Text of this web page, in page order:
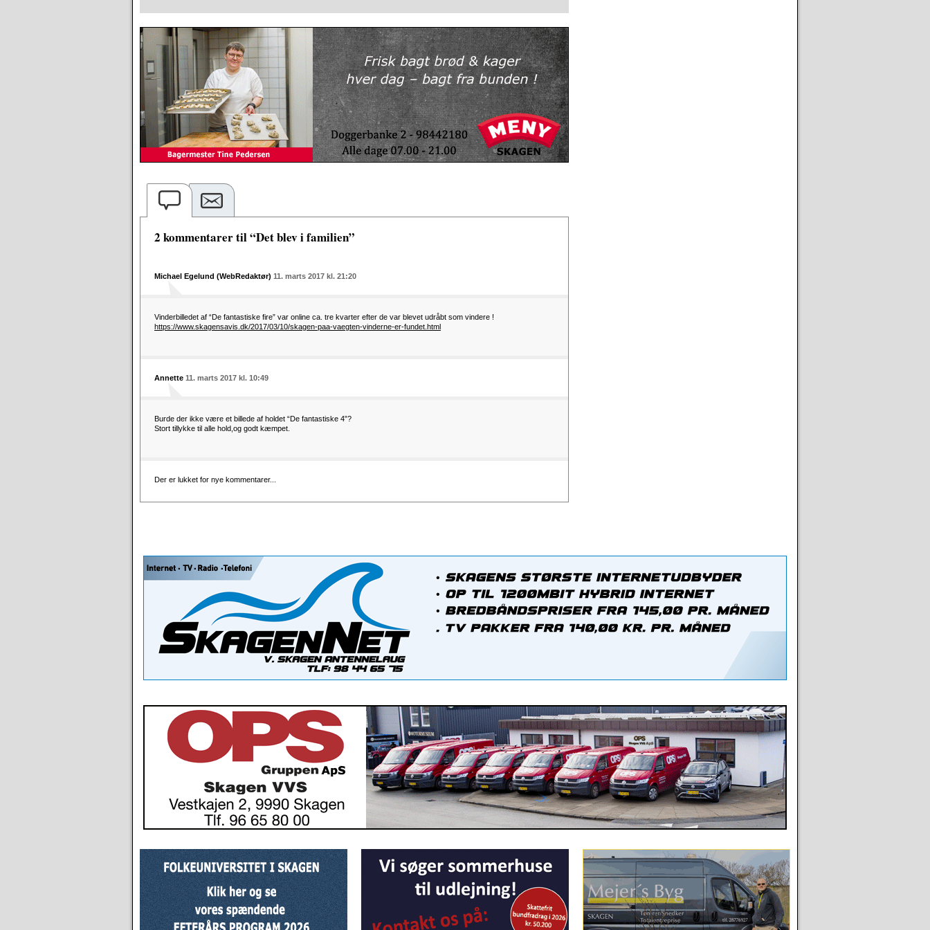
2 kommentarer til “Det blev i familien”
Michael Egelund (WebRedaktør) 11. marts 2017 kl. 21:20
Vinderbilledet af “De fantastiske fire” var online ca. tre kvarter efter de var blevet udråbt som vindere !
https://www.skagensavis.dk/2017/03/10/skagen-paa-vaegten-vinderne-er-fundet.html
Annette 11. marts 2017 kl. 10:49
Burde der ikke være et billede af holdet “De fantastiske 4”?
Stort tillykke til alle hold,og godt kæmpet.
Der er lukket for nye kommentarer...